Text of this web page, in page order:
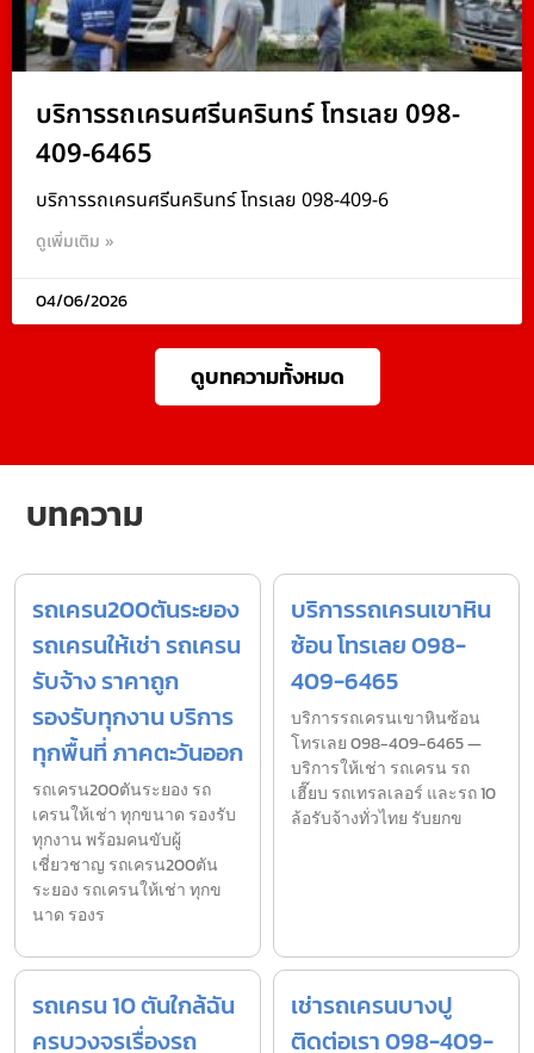
บริการรถเครนศรีนครินทร์ โทรเลย 098-
409-6465
บริการรถเครนศรีนครินทร์ โทรเลย 098-409-6
ดูเพิ่มเติม »
04/06/2026
ดูบทความทั้งหมด
บทความ
รถเครน200ตันระยอง
รถเครนให้เช่า รถเครน
รับจ้าง ราคาถูก
รองรับทุกงาน บริการ
ทุกพื้นที่ ภาคตะวันออก
รถเครน200ตันระยอง รถ
เครนให้เช่า ทุกขนาด รองรับ
ทุกงาน พร้อมคนขับผู้
เชี่ยวชาญ รถเครน200ตัน
ระยอง รถเครนให้เช่า ทุกข
นาด รองร
บริการรถเครนเขาหิน
ซ้อน โทรเลย 098-
409-6465
บริการรถเครนเขาหินซ้อน
โทรเลย 098-409-6465 —
บริการให้เช่า รถเครน รถ
เฮี๊ยบ รถเทรลเลอร์ และรถ 10
ล้อรับจ้างทั่วไทย รับยกข
รถเครน 10 ตันใกล้ฉัน
ครบวงจรเรื่องรถ
เช่ารถเครนบางปู
ติดต่อเรา 098-409-